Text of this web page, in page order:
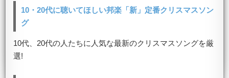
10・20代に聴いてほしい邦楽「新」定番クリスマスソン
グ
10代、20代の人たちに人気な最新のクリスマスソングを厳
選!